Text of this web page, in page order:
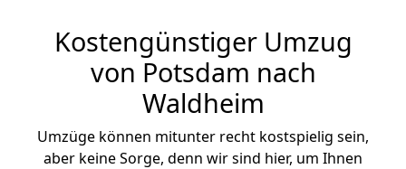
Kostengünstiger Umzug
von Potsdam nach
Waldheim
Umzüge können mitunter recht kostspielig sein,
aber keine Sorge, denn wir sind hier, um Ihnen